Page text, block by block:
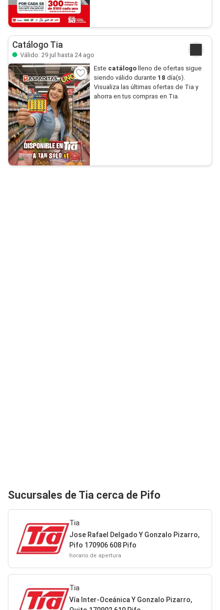
Catálogo Tia
Válido: 29 jul hasta 24 ago
Este catálogo lleno de ofertas sigue
siendo válido durante 18 día(s).
Visualiza las últimas ofertas de Tia y
ahorra en tus compras en Tia.
Sucursales de Tia cerca de Pifo
Tia
Jose Rafael Delgado Y Gonzalo Pizarro,
Pifo 170906 608 Pifo
horario de apertura
Tia
Vía Inter-Oceánica Y Gonzalo Pizarro,